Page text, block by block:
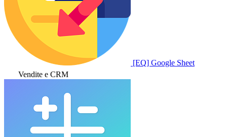
[EQ] Google Sheet
Vendite e CRM